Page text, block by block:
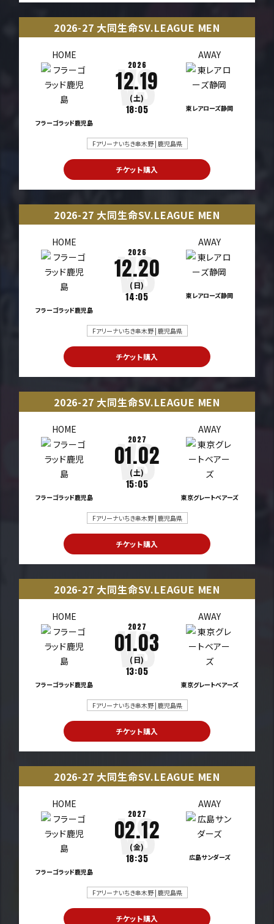
2026-27 大同生命SV.LEAGUE MEN
HOME
フラーゴラッド鹿児島
2026
12.19
(土)
18:05
AWAY
東レアローズ静岡
Fアリーナいちき串木野 | 鹿児島県
チケット購入
2026-27 大同生命SV.LEAGUE MEN
HOME
フラーゴラッド鹿児島
2026
12.20
(日)
14:05
AWAY
東レアローズ静岡
Fアリーナいちき串木野 | 鹿児島県
チケット購入
2026-27 大同生命SV.LEAGUE MEN
HOME
フラーゴラッド鹿児島
2027
01.02
(土)
15:05
AWAY
東京グレートベアーズ
Fアリーナいちき串木野 | 鹿児島県
チケット購入
2026-27 大同生命SV.LEAGUE MEN
HOME
フラーゴラッド鹿児島
2027
01.03
(日)
13:05
AWAY
東京グレートベアーズ
Fアリーナいちき串木野 | 鹿児島県
チケット購入
2026-27 大同生命SV.LEAGUE MEN
HOME
フラーゴラッド鹿児島
2027
02.12
(金)
18:35
AWAY
広島サンダーズ
Fアリーナいちき串木野 | 鹿児島県
チケット購入